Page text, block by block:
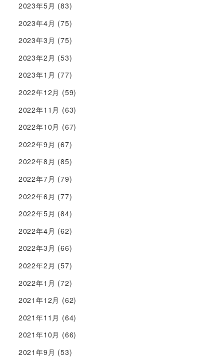
2023年5月 (83)
2023年4月 (75)
2023年3月 (75)
2023年2月 (53)
2023年1月 (77)
2022年12月 (59)
2022年11月 (63)
2022年10月 (67)
2022年9月 (67)
2022年8月 (85)
2022年7月 (79)
2022年6月 (77)
2022年5月 (84)
2022年4月 (62)
2022年3月 (66)
2022年2月 (57)
2022年1月 (72)
2021年12月 (62)
2021年11月 (64)
2021年10月 (66)
2021年9月 (53)